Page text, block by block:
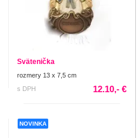
Svätenička
rozmery 13 x 7,5 cm
s DPH
12.10,- €
NOVINKA